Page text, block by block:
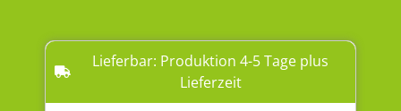
Lieferbar: Produktion 4-5 Tage plus
Lieferzeit